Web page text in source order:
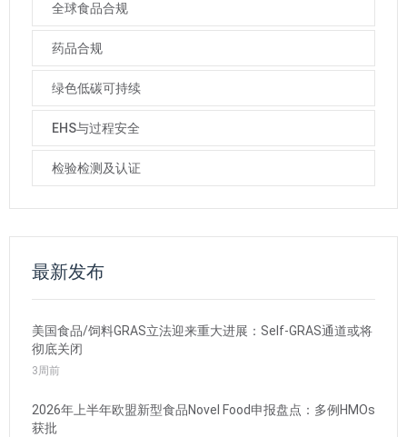
全球食品合规
药品合规
绿色低碳可持续
EHS与过程安全
检验检测及认证
最新发布
美国食品/饲料GRAS立法迎来重大进展：Self-GRAS通道或将
彻底关闭
3周前
2026年上半年欧盟新型食品Novel Food申报盘点：多例HMOs
获批